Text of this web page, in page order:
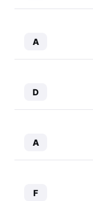
A
D
A
F